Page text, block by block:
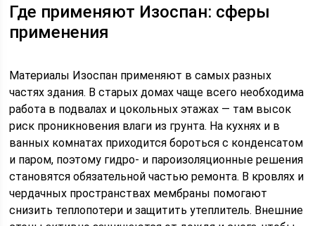
Где применяют Изоспан: сферы
применения
Материалы Изоспан применяют в самых разных
частях здания. В старых домах чаще всего необходима
работа в подвалах и цокольных этажах — там высок
риск проникновения влаги из грунта. На кухнях и в
ванных комнатах приходится бороться с конденсатом
и паром, поэтому гидро- и пароизоляционные решения
становятся обязательной частью ремонта. В кровлях и
чердачных пространствах мембраны помогают
снизить теплопотери и защитить утеплитель. Внешние